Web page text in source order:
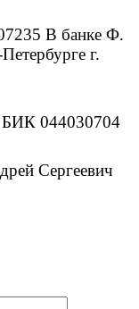
В банке Ф.
г.
БИК 044030704
Сергеевич